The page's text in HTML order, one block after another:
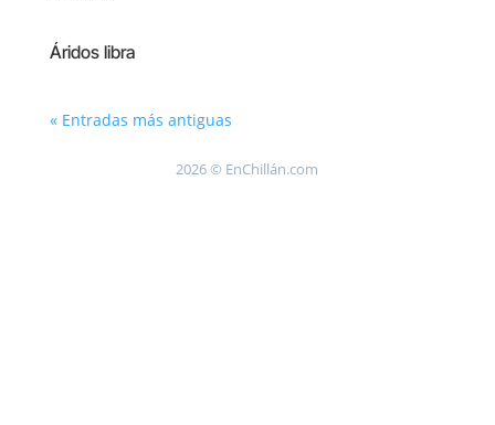
Áridos libra
« Entradas más antiguas
2026 © EnChillán.com